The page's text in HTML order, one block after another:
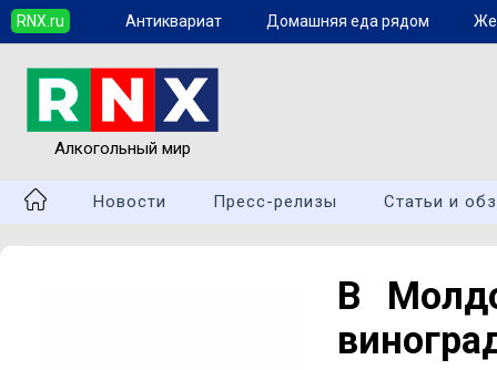
RNX.ru Антиквариат Домашняя еда рядом
Алкогольный мир
Новости Пресс-релизы Статьи и
В